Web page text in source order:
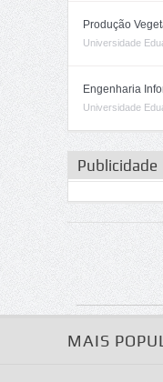
Produção
Universidade
Engenharia
Universidade
Publicidade
MAIS